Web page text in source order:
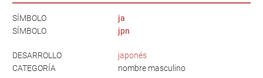
SÍMBOLO
ja
SÍMBOLO
jpn
DESARROLLO
japonés
CATEGORÍA
nombre masculino